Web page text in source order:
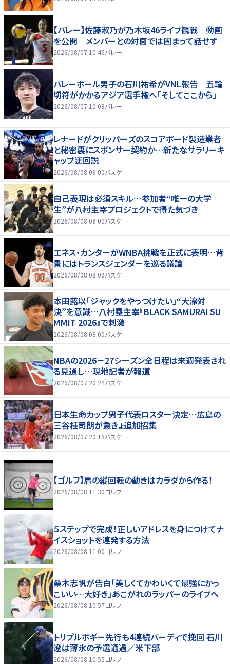
【バレー】佐藤淑乃が乃木坂46ライブ観戦 動画
を公開 メンバーとの対面では固まって話せず
2026/08/07 10:46バレー
バレーボール男子の石川祐希がVNL報告 五輪
切符がかかるアジア選手権へ「そしてここから」
2026/08/07 10:08バレー
レナードがクリッパーズのスコアボード製造業者
と秘密裏にスポンサー契約か‬…新たなサラリーキ
ャップ迂回説
2026/08/08 09:00バスケ
自己表現は必須スキル…参加者“唯一の大学
生”が八村主宰プロジェクトで得た気づき
2026/08/08 09:00バスケ
エネス・カンターがWNBA挑戦を正式に表明…背
景にはトランスジェンダーを巡る議論
2026/08/08 08:09バスケ
本田蕗以「ジャックをやっつけたい」“大濠対
決”を意識…八村塁主宰『BLACK SAMURAI SU
MMIT 2026』で刺激
2026/08/08 08:00バスケ
NBAの2026－27シーズン全日程は来週発表され
る見通し…現地記者が報道
2026/08/07 20:24バスケ
日本生命カップ男子代表ロスター決定…広島の
三谷桂司朗が急きょ追加招集
2026/08/07 20:15バスケ
【ゴルフ】肩の縦回転の動きはカラダから作る！
2026/08/08 11:30ゴルフ
５ステップで完成！正しいアドレスを身につけてナ
イスショットを連発する方法
2026/08/08 11:00ゴルフ
桑木志帆が告白「美しくてかわいくて最強にかっ
こいい…大好き」あこがれのラッパーのライブへ
2026/08/08 10:57ゴルフ
トリプルボギー先行も4連続バーディで挽回 石川
遼は薄氷の予選通過／米下部
2026/08/08 10:55ゴルフ